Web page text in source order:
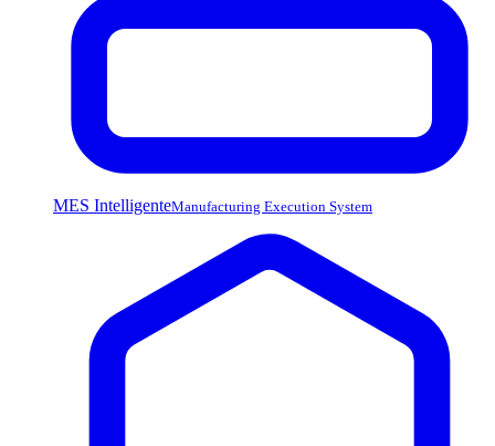
MES IntelligenteManufacturing Execution System